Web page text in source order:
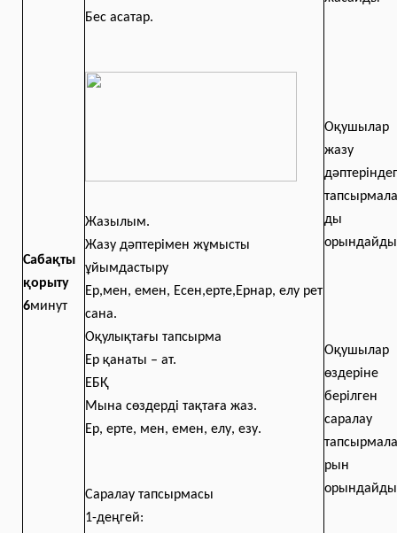
Сабақты
қорыту
6минут
Бес асатар.
Жазылым.
Жазу дәптерімен жұмысты
ұйымдастыру
Ер,мен, емен, Есен,ерте,Ернар, елу рет
сана.
Оқулықтағы тапсырма
Ер қанаты – ат.
ЕБҚ
Мына сөздерді тақтаға жаз.
Ер, ерте, мен, емен, елу, езу.
Саралау тапсырмасы
1-деңгей:
Оқушылар
жазу
ды
орындайды
Оқушылар
өздеріне
берілген
саралау
тапсырмала
рын